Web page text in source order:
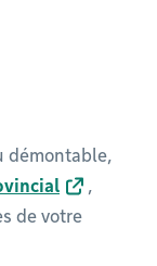
démontable,
,
de votre